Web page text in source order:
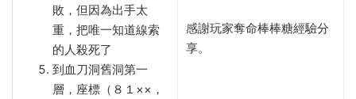
敗，但因為出手太
重，把唯一知道線索
的人殺死了
到血刀洞舊洞第一
層，座標（８１××，
感謝玩家奪命棒棒糖經驗分
享。